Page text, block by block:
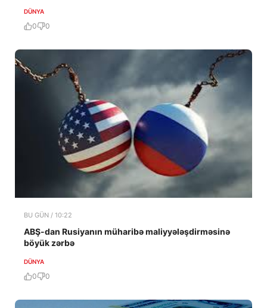
DÜNYA
0 0
BU GÜN / 10:22
ABŞ-dan Rusiyanın müharibə maliyyələşdirməsinə
böyük zərbə
DÜNYA
0 0